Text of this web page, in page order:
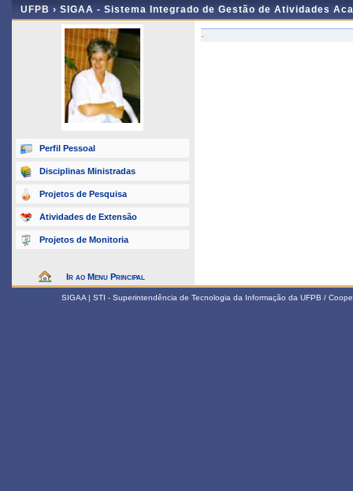
UFPB › SIGAA - Sistema Integrado de Gestão de Atividades
Perfil Pessoal
Disciplinas Ministradas
Projetos de Pesquisa
Atividades de Extensão
Projetos de Monitoria
Ir ao Menu Principal
-
SIGAA | STI - Superintendência de Tecnologia da Informação da UFPB /